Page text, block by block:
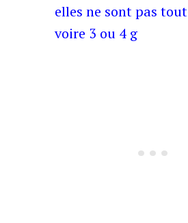
elles ne sont pas
voire 3 ou 4 g